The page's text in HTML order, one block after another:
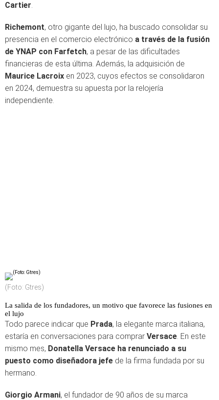
Cartier.
Richemont, otro gigante del lujo, ha buscado consolidar su
presencia en el comercio electrónico a través de la fusión
de YNAP con Farfetch, a pesar de las dificultades
financieras de esta última. Además, la adquisición de
Maurice Lacroix en 2023, cuyos efectos se consolidaron
en 2024, demuestra su apuesta por la relojería
independiente.
(Foto: Gtres)
La salida de los fundadores, un motivo que favorece las fusiones en
el lujo
Todo parece indicar que Prada, la elegante marca italiana,
estaría en conversaciones para comprar Versace. En este
mismo mes, Donatella Versace ha renunciado a su
puesto como diseñadora jefe de la firma fundada por su
hermano.
Giorgio Armani, el fundador de 90 años de su marca